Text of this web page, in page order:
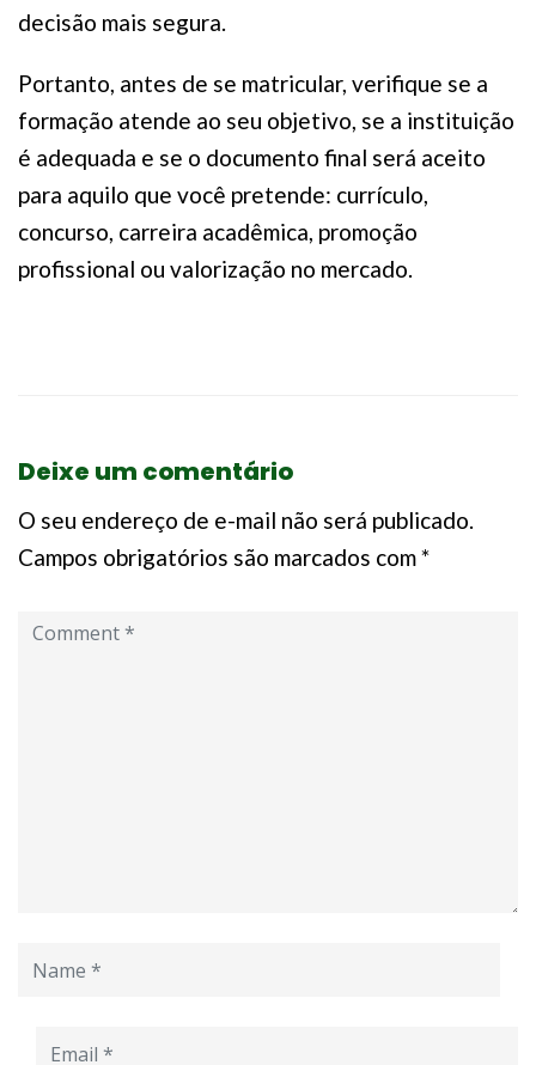
decisão mais segura.
Portanto, antes de se matricular, verifique se a
formação atende ao seu objetivo, se a instituição
é adequada e se o documento final será aceito
para aquilo que você pretende: currículo,
concurso, carreira acadêmica, promoção
profissional ou valorização no mercado.
Deixe um comentário
O seu endereço de e-mail não será publicado.
Campos obrigatórios são marcados com*